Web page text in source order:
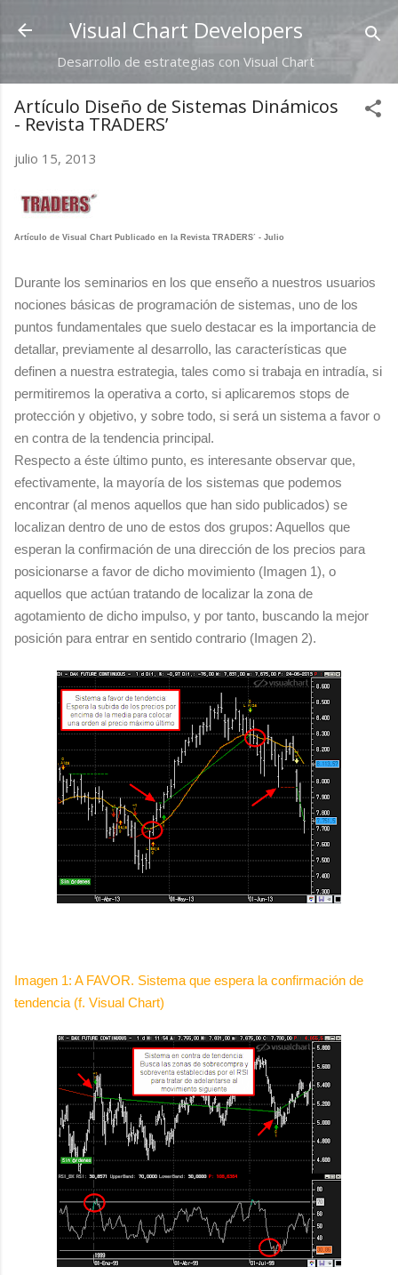
Ir al contenido principal
Visual Chart Developers
Desarrollo de estrategias con Visual Chart
Artículo Diseño de Sistemas Dinámicos
- Revista TRADERS’
julio 15, 2013
Artículo de Visual Chart Publicado en la Revista TRADERS´ - Julio
Durante los seminarios en los que enseño a nuestros usuarios
nociones básicas de programación de sistemas, uno de los
puntos fundamentales que suelo destacar es la importancia de
detallar, previamente al desarrollo, las características que
definen a nuestra estrategia, tales como si trabaja en intradía, si
permitiremos la operativa a corto, si aplicaremos stops de
protección y objetivo, y sobre todo, si será un sistema a favor o
en contra de la tendencia principal.
Respecto a éste último punto, es interesante observar que,
efectivamente, la mayoría de los sistemas que podemos
encontrar (al menos aquellos que han sido publicados) se
localizan dentro de uno de estos dos grupos: Aquellos que
esperan la confirmación de una dirección de los precios para
posicionarse a favor de dicho movimiento (Imagen 1), o
aquellos que actúan tratando de localizar la zona de
agotamiento de dicho impulso, y por tanto, buscando la mejor
posición para entrar en sentido contrario (Imagen 2).
Imagen 1: A FAVOR. Sistema que espera la confirmación de
tendencia (f. Visual Chart)